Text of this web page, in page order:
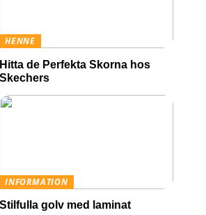
HENNE
Hitta de Perfekta Skorna hos
Skechers
INFORMATION
Stilfulla golv med laminat